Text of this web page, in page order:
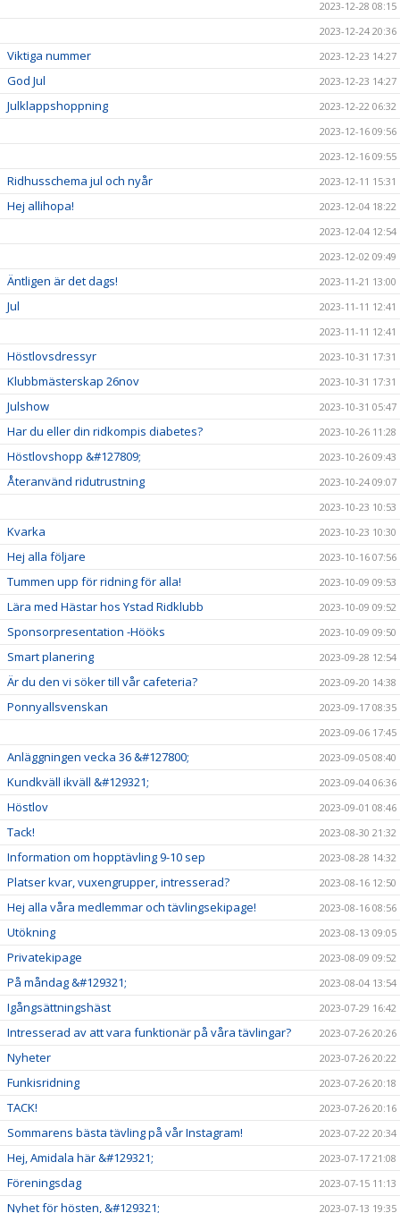
2023-12-28 08:15
2023-12-24 20:36
Viktiga nummer 2023-12-23 14:27
God Jul 2023-12-23 14:27
Julklappshoppning
2023-12-22 06:32
2023-12-16 09:56
2023-12-16 09:55
Ridhusschema jul och nyår 2023-12-11 15:31
Hej allihopa!
2023-12-04 18:22
2023-12-04 12:54
2023-12-02 09:49
Äntligen är det dags! 2023-11-21 13:00
Jul
2023-11-11 12:41
2023-11-11 12:41
Höstlovsdressyr 2023-10-31 17:31
Klubbmästerskap 26nov 2023-10-31 17:31
Julshow 2023-10-31 05:47
Har du eller din ridkompis diabetes? 2023-10-26 11:28
Höstlovshopp &#127809; 2023-10-26 09:43
Återanvänd ridutrustning
2023-10-24 09:07
2023-10-23 10:53
Kvarka 2023-10-23 10:30
Hej alla följare 2023-10-16 07:56
Tummen upp för ridning för alla! 2023-10-09 09:53
Lära med Hästar hos Ystad Ridklubb 2023-10-09 09:52
Sponsorpresentation -Hööks 2023-10-09 09:50
Smart planering 2023-09-28 12:54
Är du den vi söker till vår cafeteria? 2023-09-20 14:38
Ponnyallsvenskan
2023-09-17 08:35
2023-09-06 17:45
Anläggningen vecka 36 &#127800; 2023-09-05 08:40
Kundkväll ikväll &#129321; 2023-09-04 06:36
Höstlov 2023-09-01 08:46
Tack! 2023-08-30 21:32
Information om hopptävling 9-10 sep 2023-08-28 14:32
Platser kvar, vuxengrupper, intresserad? 2023-08-16 12:50
Hej alla våra medlemmar och tävlingsekipage! 2023-08-16 08:56
Utökning 2023-08-13 09:05
Privatekipage 2023-08-09 09:52
På måndag &#129321; 2023-08-04 13:54
Igångsättningshäst 2023-07-29 16:42
Intresserad av att vara funktionär på våra tävlingar? 2023-07-26 20:26
Nyheter 2023-07-26 20:22
Funkisridning 2023-07-26 20:18
TACK! 2023-07-26 20:16
Sommarens bästa tävling på vår Instagram! 2023-07-22 20:34
Hej, Amidala här &#129321; 2023-07-17 21:08
Föreningsdag 2023-07-15 11:13
Nyhet för hösten, &#129321; 2023-07-13 19:35